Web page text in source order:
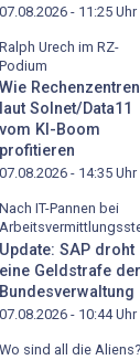
07.08.2026 - 11:25 Uhr
Ralph Urech im RZ-
Podium
Wie Rechenzentren
laut Solnet/Data11
vom KI-Boom
profitieren
07.08.2026 - 14:35 Uhr
Nach IT-Pannen bei
Update: SAP droht
eine Geldstrafe der
Bundesverwaltung
07.08.2026 - 10:44Uhr
Wo sind all die Aliens?